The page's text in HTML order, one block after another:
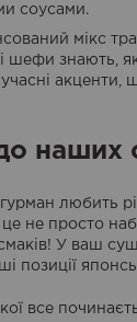
соусами.
мікс
шефи знають,
акценти,
наших
любить
не просто
У ваш
позиції
все